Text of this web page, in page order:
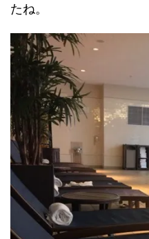
たね。